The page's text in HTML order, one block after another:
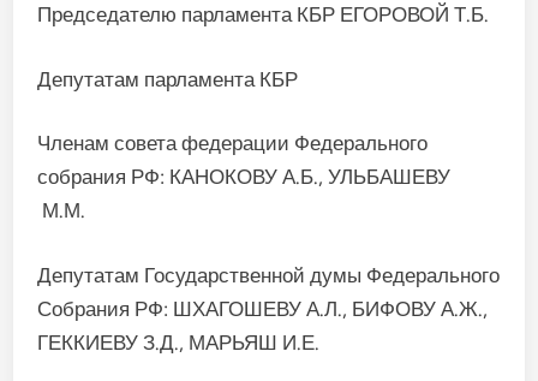
Председателю парламента КБР ЕГОРОВОЙ Т.Б.
Депутатам парламента КБР
Членам совета федерации Федерального
собрания РФ: КАНОКОВУ А.Б., УЛЬБАШЕВУ
М.М.
Депутатам Государственной думы Федерального
Собрания РФ: ШХАГОШЕВУ А.Л., БИФОВУ А.Ж.,
ГЕККИЕВУ З.Д., МАРЬЯШ И.Е.